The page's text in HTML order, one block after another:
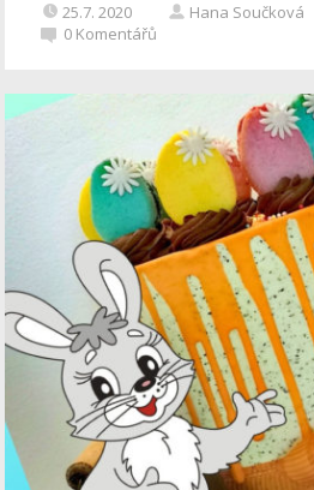
25.7. 2020 Hana Součková
0 Komentářů